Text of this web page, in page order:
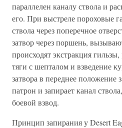
параллелен каналу ствола и
его. При выстреле пороховые
ствола через поперечное
затвор через поршень,
происходят экстракция
тяги с шепталом и взведение
затвора в переднее положение
патрон и запирает канал
боевой взвод.
Принцип запирания у Desert